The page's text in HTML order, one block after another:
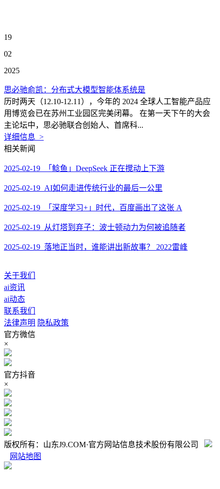
19
02
2025
思必驰俞凯：分布式大模型智能体系统是
历时两天（12.10-12.11），今年的 2024 全球人工智能产品应
用博览会已在苏州工业园区完美闭幕。 在第一天下午的大会
主论坛中，思必驰联合创始人、首席科...
详细信息 >
相关新闻
2025-02-19 「鲶鱼」DeepSeek 正在搅动上下游
2025-02-19 AI如何走进传统行业的最后一公里
2025-02-19 「深度学习+」时代，百度画出了这张 A
2025-02-19 从灯塔到弃子：波士顿动力为何被追随者
2025-02-19 落地正当时，谁能讲出新故事？ 2022雷峰
关于我们
ai资讯
ai动态
联系我们
法律声明 隐私政策
官方微信
×
官方抖音
×
版权所有：山东J9.COM·官方网站信息技术股份有限公司
网站地图